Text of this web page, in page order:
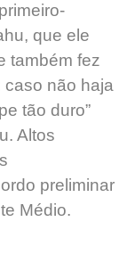
que ele
também fez
caso não haja
tão duro”
Altos
preliminar
Médio.